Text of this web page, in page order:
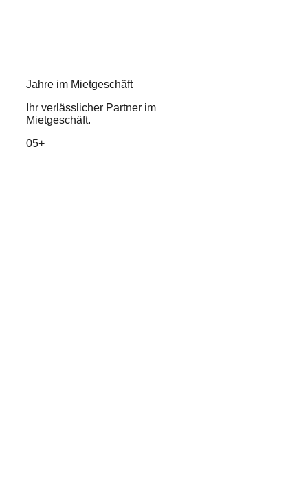
Jahre im Mietgeschäft
Ihr verlässlicher Partner im
Mietgeschäft.
05+